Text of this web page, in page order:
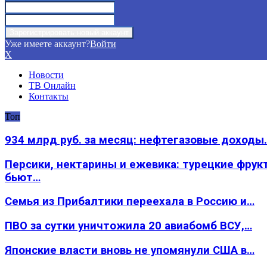
Уже имеете аккаунт?Войти
X
Новости
ТВ Онлайн
Контакты
Топ
934 млрд руб. за месяц: нефтегазовые
Персики, нектарины и ежевика: турецкие
бьют…
Семья из Прибалтики переехала в Россию и…
ПВО за сутки уничтожила 20 авиабомб ВСУ,…
Японские власти вновь не упомянули США в…